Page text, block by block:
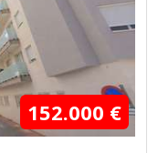
152.000 €